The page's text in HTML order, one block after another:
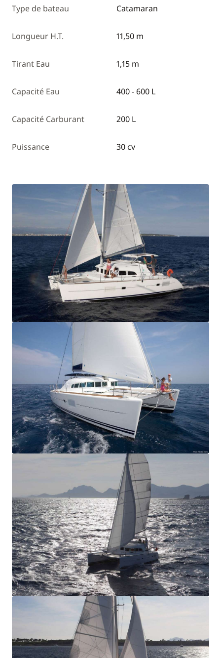
Type de bateau Catamaran
Longueur H.T. 11,50 m
Tirant Eau 1,15 m
Capacité Eau 400 - 600 L
Capacité Carburant 200 L
Puissance 30 cv